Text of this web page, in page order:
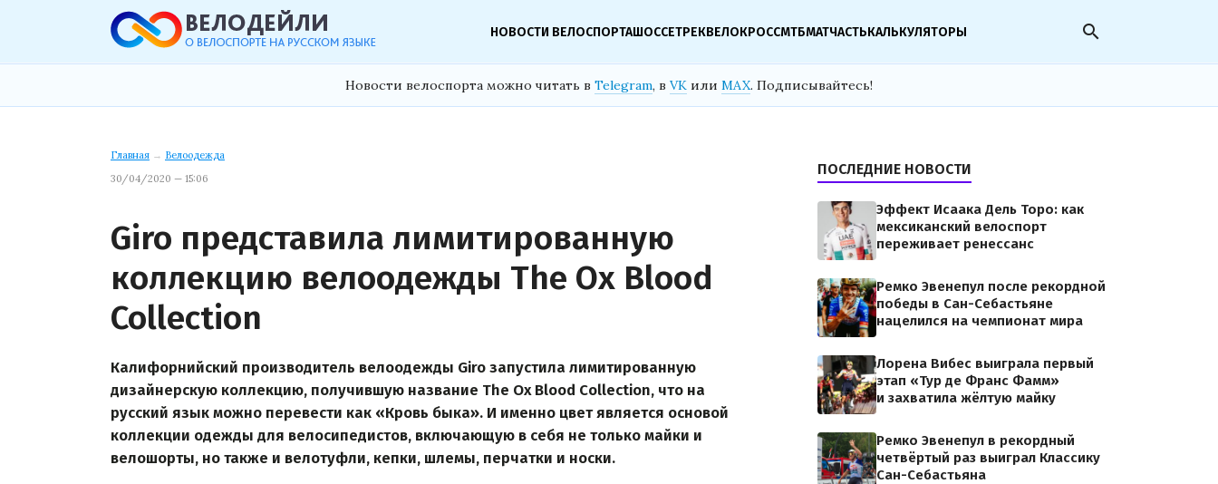
НОВОСТИ ВЕЛОСПОРТАШОССЕТРЕКВЕЛОКРОССМТБМАТЧАСТЬКАЛЬКУЛЯТОРЫ search
Новости велоспорта можно читать в Telegram, в VK или MAX. Подписывайтесь!
Главная → Велоодежда
30/04/2020 — 15:06
Giro представила лимитированную
коллекцию велоодежды The Ox Blood
Collection
Калифорнийский производитель велоодежды Giro запустила лимитированную
дизайнерскую коллекцию, получившую название The Ox Blood Collection, что на
русский язык можно перевести как «Кровь быка». И именно цвет является основой
коллекции одежды для велосипедистов, включающую в себя не только майки и
велошорты, но также и велотуфли, кепки, шлемы, перчатки и носки.
ПОСЛЕДНИЕ НОВОСТИ
Эффект Исаака Дель Торо: как
мексиканский велоспорт
переживает ренессанс
Ремко Эвенепул после рекордной
победы в Сан-Себастьяне
нацелился на чемпионат мира
Лорена Вибес выиграла первый
этап «Тур де Франс Фамм»
и захватила жёлтую майку
Ремко Эвенепул в рекордный
четвёртый раз выиграл Классику
Сан-Себастьяна